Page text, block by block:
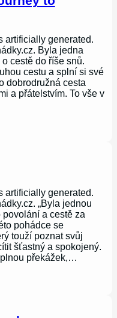
artificially generated.
Byla jedna
cestě do říše snů.
cestu a splní si své
dobrodružná cesta
a přátelstvím. To vše v
artificially generated.
„Byla jednou
a cestě za
pohádce se
touží poznat svůj
šťastný a spokojený.
překážek,…